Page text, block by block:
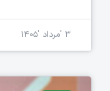
۳ 'مرداد '۱۴۰۵